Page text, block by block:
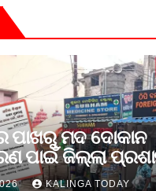
ପାଖରୁ ମଦ ଦୋକାନ
ପାଇଁ ଜିଲ୍ଲା
ଅନିଲKALINGA TODAY